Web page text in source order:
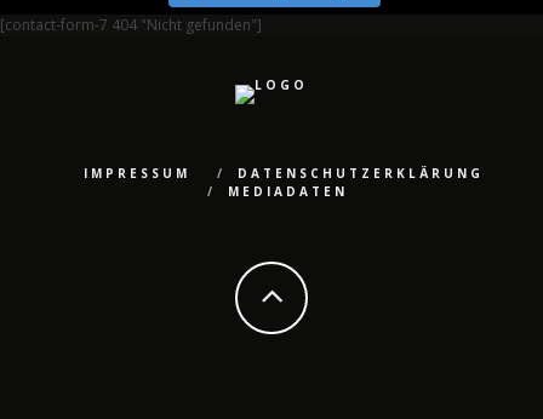
[contact-form-7 404 "Nicht gefunden"]
IMPRESSUM
DATENSCHUTZERKLÄRUNG
MEDIADATEN